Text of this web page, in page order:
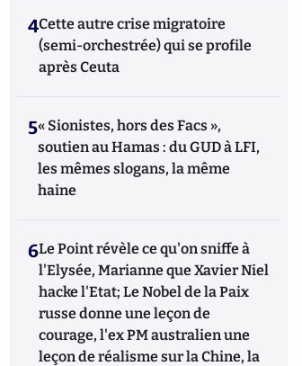
4Cette autre crise migratoire
(semi-orchestrée) qui se profile
après Ceuta
5« Sionistes, hors des Facs »,
soutien au Hamas : du GUD à LFI,
les mêmes slogans, la même
haine
6Le Point révèle ce qu'on sniffe à
l'Elysée, Marianne que Xavier Niel
hacke l'Etat; Le Nobel de la Paix
russe donne une leçon de
courage, l'ex PM australien une
leçon de réalisme sur la Chine, la